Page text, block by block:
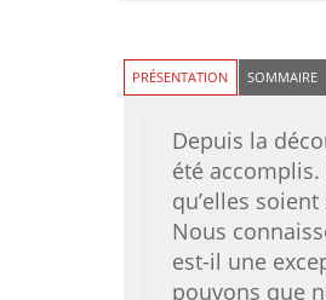
PRÉSENTATION SOMMAIRE
Depuis la
été
qu’elles
Nous
est-il une
pouvons que